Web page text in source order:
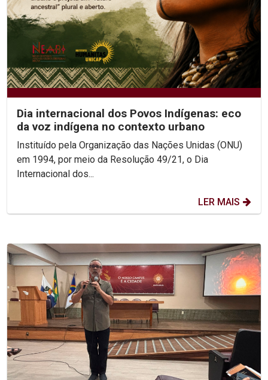
Dia internacional dos Povos Indígenas: eco
da voz indígena no contexto urbano
Instituído pela Organização das Nações Unidas (ONU)
em 1994, por meio da Resolução 49/21, o Dia
Internacional dos...
LER MAIS